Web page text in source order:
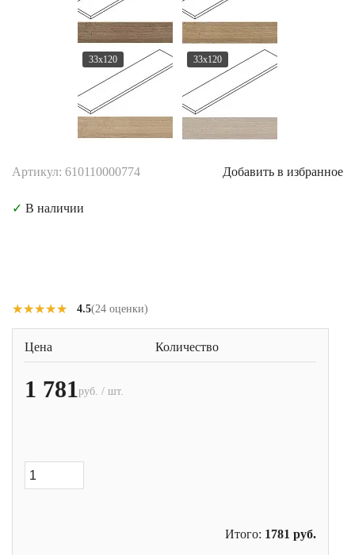
33x120 33x120
Артикул: 610110000774 Добавить в избранное
✓ В наличии
★★★★★
★★★★★ 4.5(24 оценки)
Цена Количество
1 781руб. / шт.
Итого: 1781 руб.